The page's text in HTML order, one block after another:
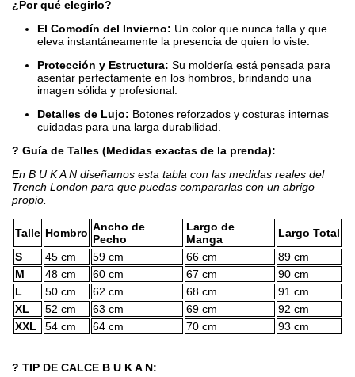
¿Por qué elegirlo?
El Comodín del Invierno: Un color que nunca falla y que
eleva instantáneamente la presencia de quien lo viste.
Protección y Estructura: Su moldería está pensada para
asentar perfectamente en los hombros, brindando una
imagen sólida y profesional.
Detalles de Lujo: Botones reforzados y costuras internas
cuidadas para una larga durabilidad.
? Guía de Talles (Medidas exactas de la prenda):
En B U K A N diseñamos esta tabla con las medidas reales del
Trench London para que puedas compararlas con un abrigo
propio.
Talle Hombro Ancho de
Pecho
Largo de
Manga
Largo Total
S
45 cm 59 cm 66 cm
89 cm
M
48 cm 60 cm 67 cm
90 cm
L
50 cm 62 cm 68 cm
91 cm
XL
52 cm 63 cm 69 cm
92 cm
XXL
54 cm 64 cm 70 cm 93 cm
? TIP DE CALCE B U K A N: